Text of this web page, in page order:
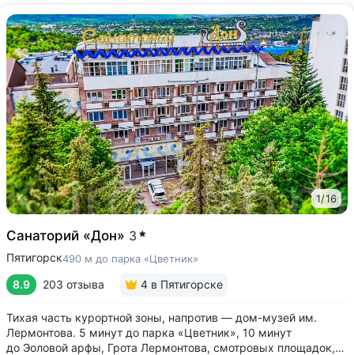
1/16
Санаторий «Дон» 3
Пятигорск490 м до парка «Цветник»
8.9 203 отзыва 4 в Пятигорске
Тихая часть курортной зоны, напротив — дом-музей им.
Лермонтова. 5 минут до парка «Цветник», 10 минут
до Эоловой арфы, Грота Лермонтова, смотровых площадок,